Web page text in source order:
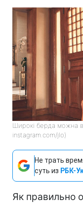
Широкі берда можна
instagram.com/jlo)
Не трать
суть из РБК-
Як правильно